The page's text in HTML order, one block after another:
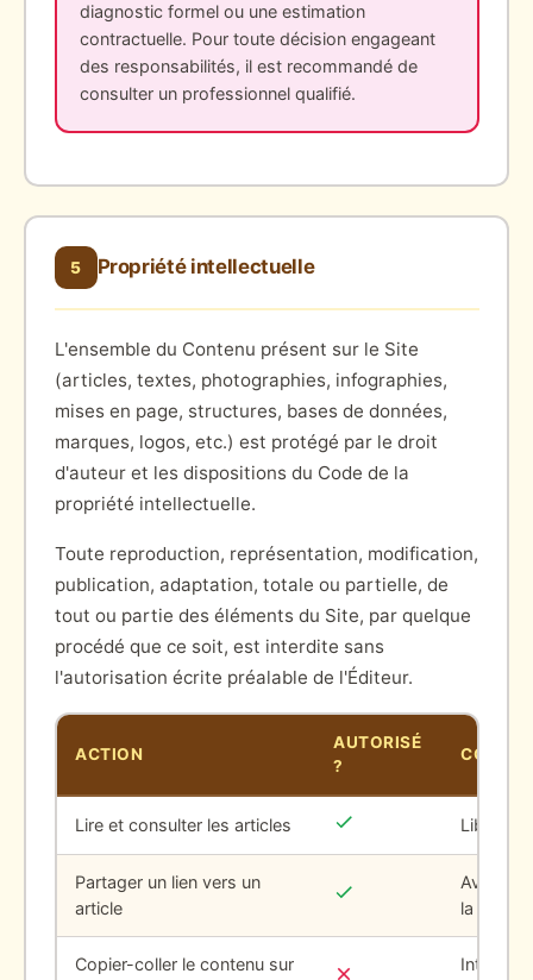
diagnostic formel ou une estimation
contractuelle. Pour toute décision engageant
des responsabilités, il est recommandé de
consulter un professionnel qualifié.
5 Propriété intellectuelle
L'ensemble du Contenu présent sur le Site
(articles, textes, photographies, infographies,
mises en page, structures, bases de données,
marques, logos, etc.) est protégé par le droit
d'auteur et les dispositions du Code de la
propriété intellectuelle.
Toute reproduction, représentation, modification,
publication, adaptation, totale ou partielle, de
tout ou partie des éléments du Site, par quelque
procédé que ce soit, est interdite sans
l'autorisation écrite préalable de l'Éditeur.
ACTION
AUTORISÉ
?
Lire et consulter les articles Libre et
Partager un lien vers un
article
Avec
la source
Copier-coller le contenu sur Interdit